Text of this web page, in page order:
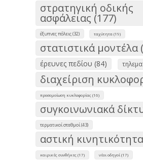
στρατηγική οδικής
ασφάλειας (177)
έξυπνες πόλεις (32) ταχύτητα (19)
στατιστικά μοντέλα
έρευνες πεδίου (84)
διαχείριση
προσομοίωση κυκλοφορίας (16)
συγκοινωνιακά
τερματικοί σταθμοί (43)
αστική
καιρικές συνθήκες (17) νέοι οδηγοί (17)